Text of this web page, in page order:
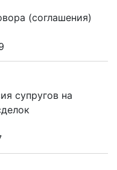
(соглашения)
супругов на